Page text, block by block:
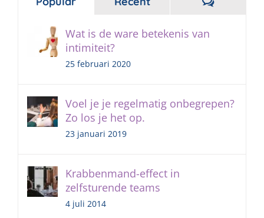
Wat is de ware betekenis van
intimiteit?
25 februari 2020
Voel je je regelmatig onbegrepen?
Zo los je het op.
23 januari 2019
Krabbenmand-effect in
zelfsturende teams
4 juli 2014